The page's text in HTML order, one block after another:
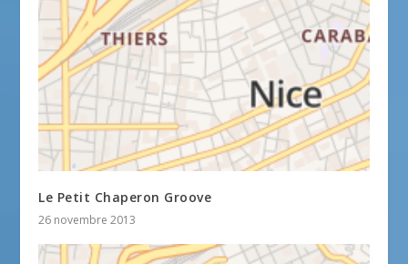
Le Petit Chaperon Groove
26 novembre 2013